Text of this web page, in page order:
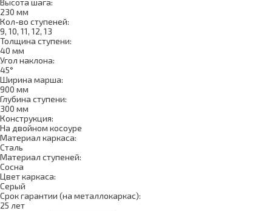
Высота шага:
230 мм
Кол-во ступеней:
9, 10, 11, 12, 13
Толщина ступени:
40 мм
Угол наклона:
45°
Ширина марша:
900 мм
Глубина ступени:
300 мм
Конструкция:
На двойном косоуре
Материал каркаса:
Сталь
Материал ступеней:
Сосна
Цвет каркаса:
Серый
Срок гарантии (на металлокаркас):
25 лет